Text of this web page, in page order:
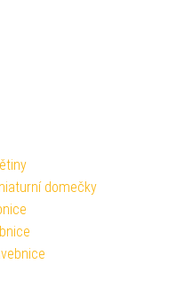
domečky